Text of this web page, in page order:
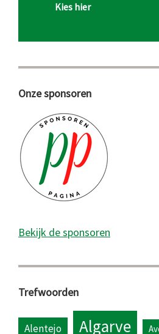
Kies hier
Onze sponsoren
Bekijk de sponsoren
Trefwoorden
Alentejo Algarve